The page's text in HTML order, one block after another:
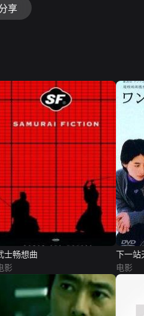
享
士畅想曲
影
下一站
电影